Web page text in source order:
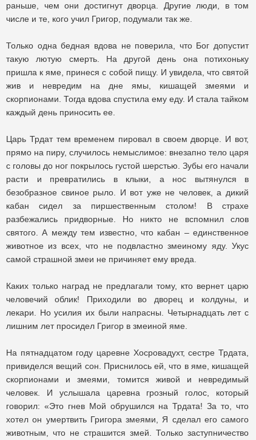
раньше, чем они достигнут дворца. Другие люди, в том
числе и те, кого учил Григор, подумали так же.
Только одна бедная вдова не поверила, что Бог допустит
такую лютую смерть. На другой день она потихоньку
пришла к яме, принеся с собой пищу. И увидела, что святой
жив и невредим на дне ямы, кишащей змеями и
скорпионами. Тогда вдова спустила ему еду. И стала тайком
каждый день приносить ее.
Царь Трдат тем временем пировал в своем дворце. И вот,
прямо на пиру, случилось немыслимое: внезапно тело царя
с головы до ног покрылось густой шерстью. Зубы его начали
расти и превратились в клыки, а нос вытянулся в
безобразное свиное рыло. И вот уже не человек, а дикий
кабан сидел за пиршественным столом! В страхе
разбежались придворные. Но никто не вспомнил слов
святого. А между тем известно, что кабан – единственное
животное из всех, что не подвластно змеиному яду. Укус
самой страшной змеи не причиняет ему вреда.
Каких только наград не предлагали тому, кто вернет царю
человечий облик! Приходили во дворец и колдуны, и
лекари. Но усилия их были напрасны. Четырнадцать лет с
лишним лет просидел Григор в змеиной яме.
На пятнадцатом году царевне Хосровадухт, сестре Трдата,
привиделся вещий сон. Приснилось ей, что в яме, кишащей
скорпионами и змеями, томится живой и невредимый
человек. И услышала царевна грозный голос, который
говорил: «Это гнев Мой обрушился на Трдата! За то, что
хотел он умертвить Григора змеями, Я сделал его самого
животным, что не страшится змей. Только заступничество